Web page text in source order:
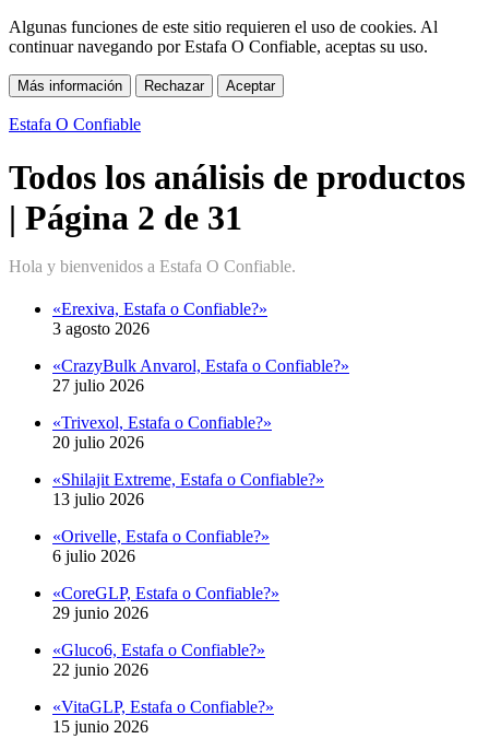
Algunas funciones de este sitio requieren el uso de cookies. Al
continuar navegando por Estafa O Confiable, aceptas su uso.
Más información Rechazar Aceptar
Estafa O Confiable
Todos los análisis de productos
| Página 2 de 31
«Erexiva, Estafa o Confiable?»
«CrazyBulk Anvarol, Estafa o Confiable?»
«Trivexol, Estafa o Confiable?»
«Shilajit Extreme, Estafa o Confiable?»
«Orivelle, Estafa o Confiable?»
«CoreGLP, Estafa o Confiable?»
«Gluco6, Estafa o Confiable?»
«VitaGLP, Estafa o Confiable?»
«Glucavit, Estafa o Confiable?»